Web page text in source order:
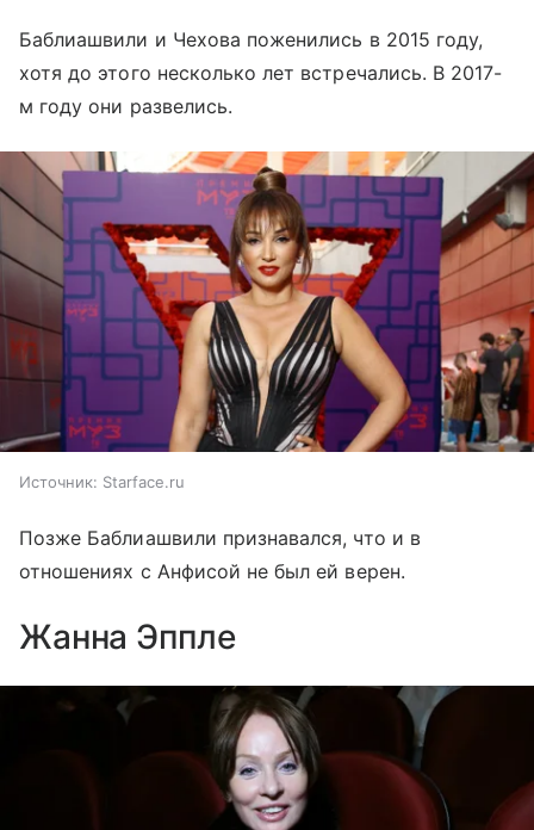
Баблиашвили и Чехова поженились в 2015 году,
хотя до этого несколько лет встречались. В 2017-
м году они развелись.
Источник: Starface.ru
Позже Баблиашвили признавался, что и в
отношениях с Анфисой не был ей верен.
Жанна Эппле